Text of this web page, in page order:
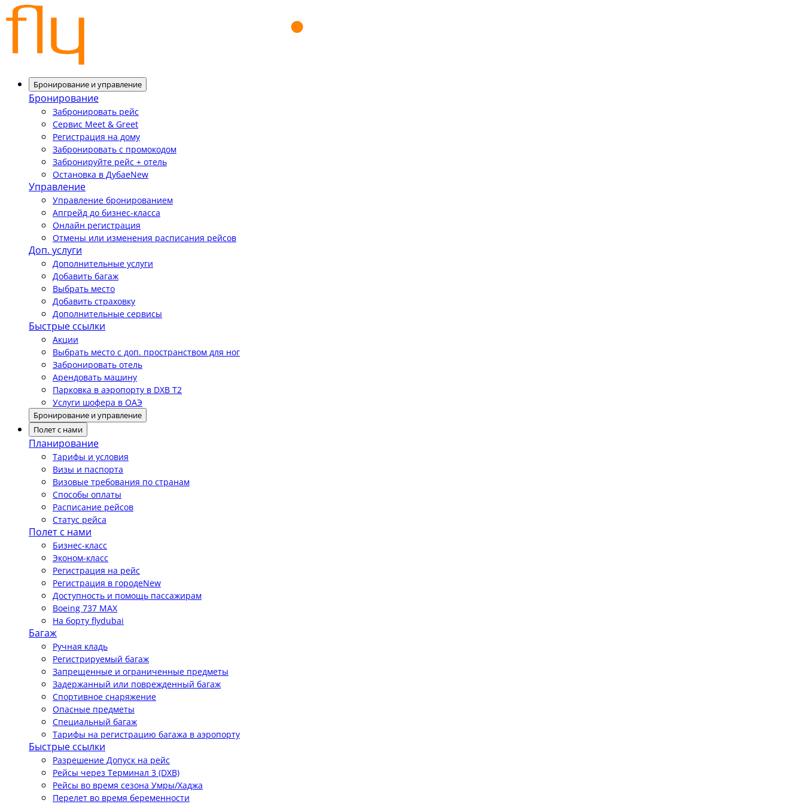
Бронирование и управление
Бронирование
Забронировать рейс
Сервис Meet & Greet
Регистрация на дому
Забронировать с промокодом
Забронируйте рейс + отель
Остановка в ДубаеNew
Управление
Управление бронированием
Апгрейд до бизнес-класса
Онлайн регистрация
Отмены или изменения расписания рейсов
Доп. услуги
Дополнительные услуги
Добавить багаж
Выбрать место
Добавить страховку
Дополнительные сервисы
Быстрые ссылки
Акции
Выбрать место с доп. пространством для ног
Забронировать отель
Арендовать машину
Парковка в аэропорту в DXB T2
Услуги шофера в ОАЭ
Бронирование и управление
Полет с нами
Планирование
Тарифы и условия
Визы и паспорта
Визовые требования по странам
Способы оплаты
Расписание рейсов
Статус рейса
Полет с нами
Бизнес-класс
Эконом-класс
Регистрация на рейс
Регистрация в городеNew
Доступность и помощь пассажирам
Boeing 737 MAX
На борту flydubai
Багаж
Ручная кладь
Регистрируемый багаж
Запрещенные и ограниченные предметы
Задержанный или поврежденный багаж
Спортивное снаряжение
Опасные предметы
Специальный багаж
Тарифы на регистрацию багажа в аэропорту
Быстрые ссылки
Разрешение Допуск на рейс
Рейсы через Терминал 3 (DXB)
Рейсы во время сезона Умры/Хаджа
Перелет во время беременности